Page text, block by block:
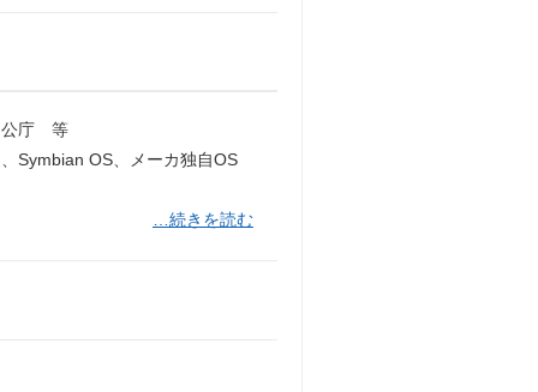
公庁 等
Symbian OS、メーカ独自OS
…続きを読む